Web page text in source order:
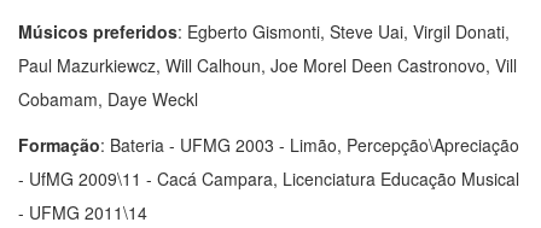
Músicos preferidos: Egberto Gismonti, Steve Uai, Virgil Donati,
Paul Mazurkiewcz, Will Calhoun, Joe Morel Deen Castronovo, Vill
Cobamam, Daye Weckl
Formação: Bateria - UFMG 2003 - Limão, Percepção\Apreciação
- UfMG 2009\11 - Cacá Campara, Licenciatura Educação Musical
- UFMG 2011\14